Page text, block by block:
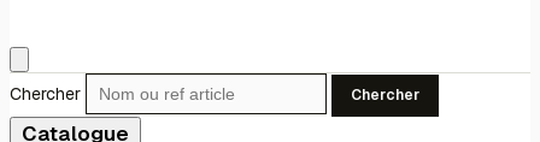
Chercher Chercher
Catalogue